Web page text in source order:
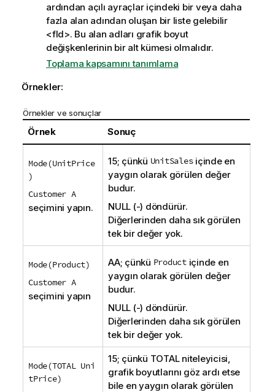
ardından açılı ayraçlar içindeki bir veya daha
fazla alan adından oluşan bir liste gelebilir
<fld>. Bu alan adları grafik boyut
değişkenlerinin bir alt kümesi olmalıdır.
Toplama kapsamını tanımlama
Örnekler:
Örnekler ve sonuçlar
Örnek Sonuç
Mode(UnitPrice
)
Customer A
seçimini yapın.
15; çünkü UnitSalesiçinde en
yaygın olarak görülen değer
budur.
NULL (-) döndürür.
Diğerlerinden daha sık görülen
tek bir değer yok.
Mode(Product)
Customer A
seçimini yapın
AA; çünkü Productiçinde en
yaygın olarak görülen değer
budur.
NULL (-) döndürür.
Diğerlerinden daha sık görülen
tek bir değer yok.
Mode(TOTAL Uni
tPrice)
15; çünkü TOTALniteleyicisi,
grafik boyutlarını göz ardı etse
bile en yaygın olarak görülen